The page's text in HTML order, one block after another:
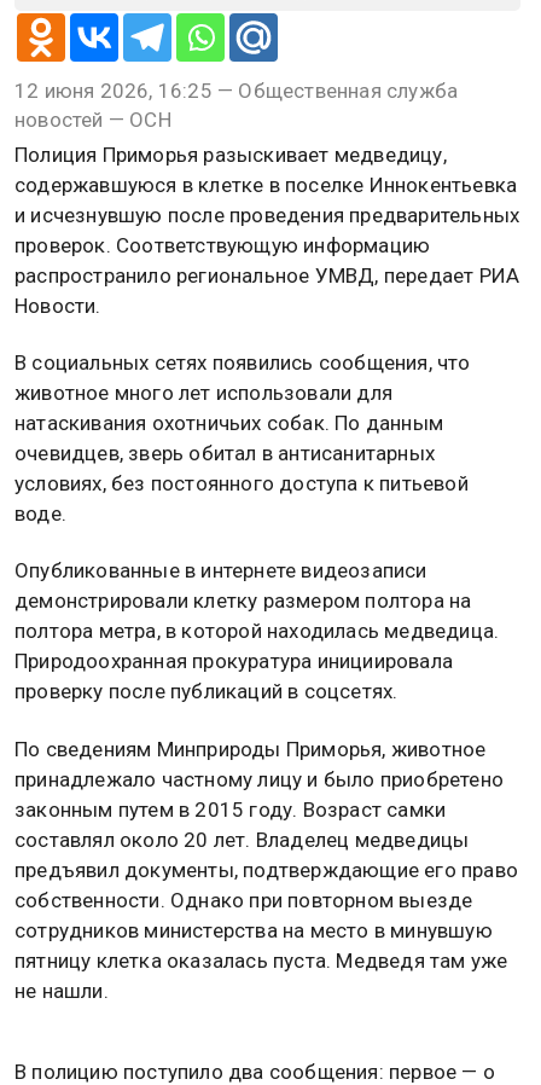
12 июня 2026, 16:25 — Общественная служба
новостей — ОСН
Полиция Приморья разыскивает медведицу,
содержавшуюся в клетке в поселке Иннокентьевка
и исчезнувшую после проведения предварительных
проверок. Соответствующую информацию
распространило региональное УМВД, передает РИА
Новости.
В социальных сетях появились сообщения, что
животное много лет использовали для
натаскивания охотничьих собак. По данным
очевидцев, зверь обитал в антисанитарных
условиях, без постоянного доступа к питьевой
воде.
Опубликованные в интернете видеозаписи
демонстрировали клетку размером полтора на
полтора метра, в которой находилась медведица.
Природоохранная прокуратура инициировала
проверку после публикаций в соцсетях.
По сведениям Минприроды Приморья, животное
принадлежало частному лицу и было приобретено
законным путем в 2015 году. Возраст самки
составлял около 20 лет. Владелец медведицы
предъявил документы, подтверждающие его право
собственности. Однако при повторном выезде
сотрудников министерства на место в минувшую
пятницу клетка оказалась пуста. Медведя там уже
не нашли.
В полицию поступило два сообщения: первое — о